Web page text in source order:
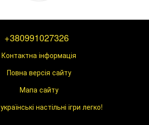
+380991027326
Контактна інформація
Повна версія сайту
Мапа сайту
настільні ігри легко!